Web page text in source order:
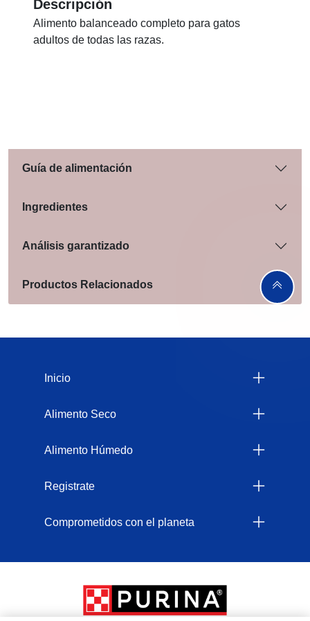
Descripción
Alimento balanceado completo para gatos
adultos de todas las razas.
Guía de alimentación
Ingredientes
Análisis garantizado
Productos Relacionados
Inicio
Alimento Seco
Alimento Húmedo
Registrate
Comprometidos con el planeta